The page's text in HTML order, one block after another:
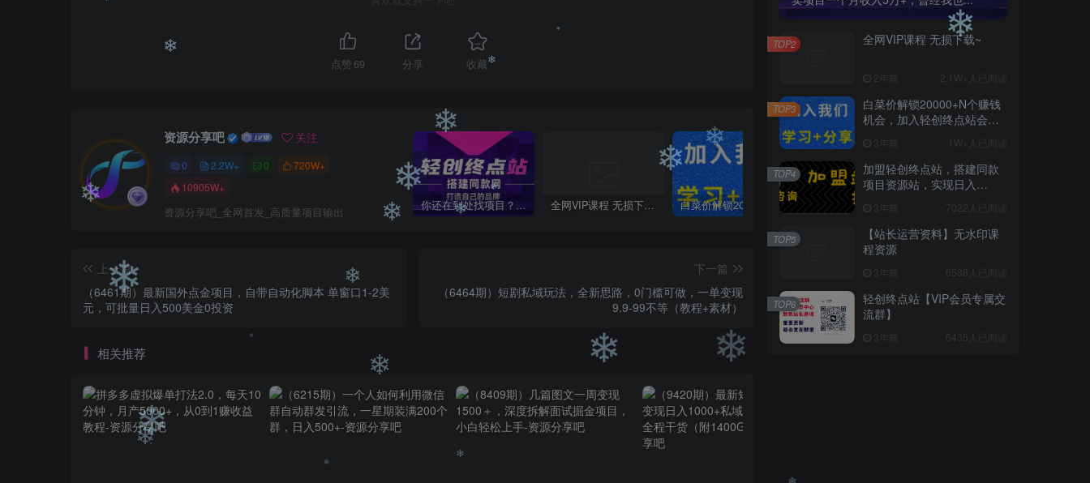
点赞 69 分享 收藏
资源分享吧 关注
0 2.2W+ 0
720W+
10905W+
资源分享吧_全网首发_高质量项目输出 你还在到处找项目？还在当韭菜？我靠卖项目一个月收入5万+，曾经我也是个失败者。 全网VIP课程 无损下载~ 白菜价解锁20000+N个赚钱机会，加入轻创终点站会员，全站资源免费学习。
上一篇
（6461期）最新国外点金项目，自带自动化脚本 单窗口1-2美
元，可批量日入500美金0投资
下一篇
（6464期）短剧私域玩法，全新思路，0门槛可做，一单变现
9.9-99不等（教程+素材）
相关推荐
全网VIP课程 无损下载~
2年前 2.1W+人已阅读
TOP2
白菜价解锁20000+N个赚钱
机会，加入轻创终点站会
3年前 1W+人已阅读
TOP3
加盟轻创终点站，搭建同款
项目资源站，实现日入
3年前 7022人已阅读
TOP4
【站长运营资料】无水印课
程资源
3年前 6588人已阅读
TOP5
轻创终点站【VIP会员专属交
流群】
3年前 6435人已阅读
TOP6
❄ ❄
❄
❄
❄
❄
❄
❄
❄